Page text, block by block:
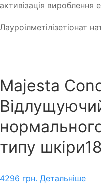
активізація вироблення
Лауроілметілізетіонат
Majesta
типу
4296 грн. Детальніше